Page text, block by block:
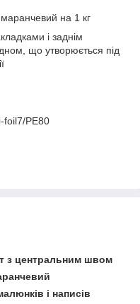
на 1 кг
і заднім
що утворюється під
foil7/PE80
з центральним швом
і написів